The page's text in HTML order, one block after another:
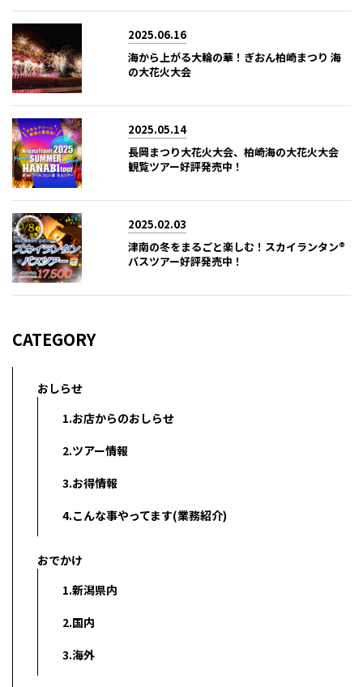
2025.06.16
海から上がる大輪の華！ぎおん柏崎まつり 海
の大花火大会
2025.05.14
長岡まつり大花火大会、柏崎海の大花火大会
観覧ツアー好評発売中！
2025.02.03
津南の冬をまるごと楽しむ！スカイランタン®
バスツアー好評発売中！
CATEGORY
おしらせ
1.お店からのおしらせ
2.ツアー情報
3.お得情報
4.こんな事やってます(業務紹介)
おでかけ
1.新潟県内
2.国内
3.海外